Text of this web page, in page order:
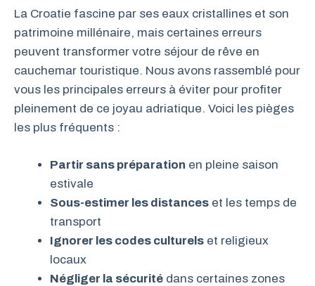
La Croatie fascine par ses eaux cristallines et son
patrimoine millénaire, mais certaines erreurs
peuvent transformer votre séjour de rêve en
cauchemar touristique. Nous avons rassemblé pour
vous les principales erreurs à éviter pour profiter
pleinement de ce joyau adriatique. Voici les pièges
les plus fréquents :
Partir sans préparation en pleine saison
estivale
Sous-estimer les distances et les temps de
transport
Ignorer les codes culturels et religieux
locaux
Négliger la sécurité dans certaines zones